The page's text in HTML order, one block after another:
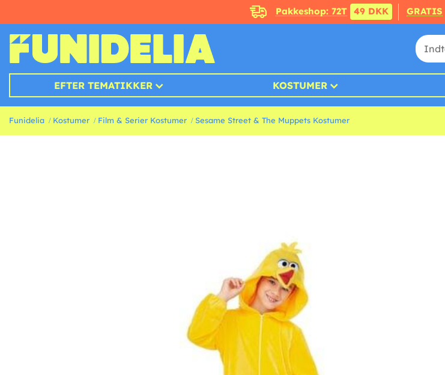
Pakkeshop: 72T 49 DKK GRATIS
EFTER TEMATIKKER KOSTUMER
Funidelia Kostumer Film & Serier Kostumer Sesame Street & The Muppets Kostumer